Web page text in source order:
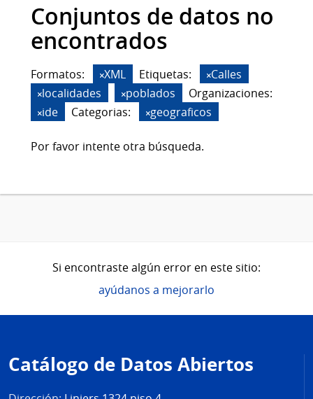
Conjuntos de datos no
encontrados
Formatos: XML Etiquetas:
Calles
localidades
poblados
Organizaciones:
ide
Categorias: geograficos
Por favor intente otra búsqueda.
Si encontraste algún error en este sitio:
ayúdanos a mejorarlo
de
página
Catálogo de Datos Abiertos